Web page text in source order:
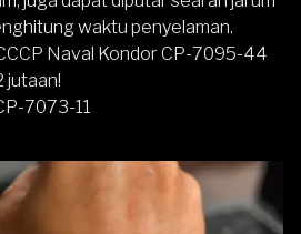
waktu penyelaman.
Naval Kondor CP-7095-44
jutaan!
7073-11